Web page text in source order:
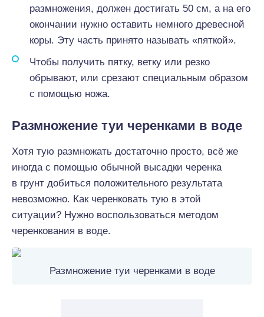
размножения, должен достигать 50 см, а на его
окончании нужно оставить немного древесной
коры. Эту часть принято называть «пяткой».
Чтобы получить пятку, ветку или резко
обрывают, или срезают специальным образом
с помощью ножа.
Размножение туи черенками в воде
Хотя тую размножать достаточно просто, всё же
иногда с помощью обычной высадки черенка
в грунт добиться положительного результата
невозможно. Как черенковать тую в этой
ситуации? Нужно воспользоваться методом
черенкования в воде.
Размножение туи черенками в воде